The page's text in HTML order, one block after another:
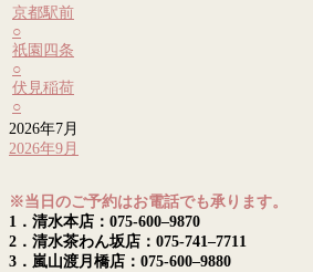
京都駅前
○
祇園四条
○
伏見稲荷
○
2026年7月
2026年9月
※当日のご予約はお電話でも承ります。
1．清水本店：075-600–9870
2．清水茶わん坂店：075-741–7711
3．嵐山渡月橋店：075-600–9880